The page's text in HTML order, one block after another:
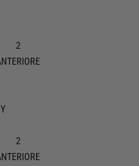
2
2